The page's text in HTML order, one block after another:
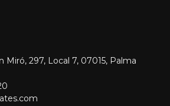
Miró, 297, Local 7, 07015, Palma